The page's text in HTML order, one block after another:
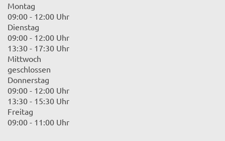
Montag
09:00 - 12:00 Uhr
Dienstag
09:00 - 12:00 Uhr
13:30 - 17:30 Uhr
Mittwoch
geschlossen
Donnerstag
09:00 - 12:00 Uhr
13:30 - 15:30 Uhr
Freitag
09:00 - 11:00 Uhr